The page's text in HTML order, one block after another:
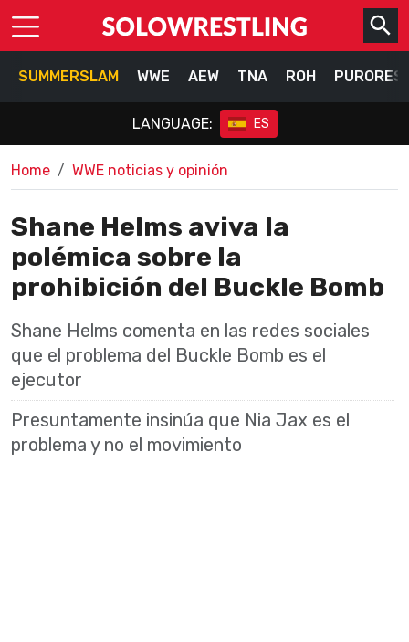
SUMMERSLAM WWE AEW TNA ROH
LANGUAGE: ES
Home WWE noticias y opinión
Shane Helms aviva la
polémica sobre la
prohibición del Buckle Bomb
Shane Helms comenta en las redes sociales
que el problema del Buckle Bomb es el
ejecutor
Presuntamente insinúa que Nia Jax es el
problema y no el movimiento